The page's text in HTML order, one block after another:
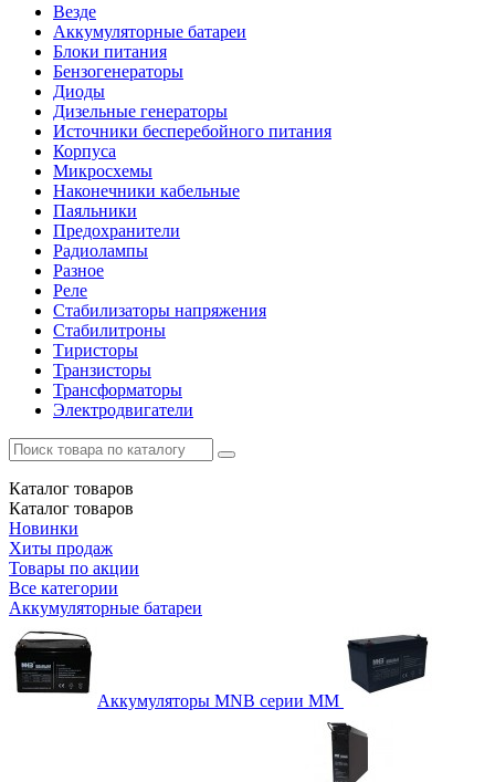
Везде
Аккумуляторные батареи
Блоки питания
Бензогенераторы
Диоды
Дизельные генераторы
Источники бесперебойного питания
Корпуса
Микросхемы
Наконечники кабельные
Паяльники
Предохранители
Радиолампы
Разное
Реле
Стабилизаторы напряжения
Стабилитроны
Тиристоры
Транзисторы
Трансформаторы
Электродвигатели
Каталог товаров
Каталог товаров
Новинки
Хиты продаж
Товары по акции
Все категории
Аккумуляторные батареи
Аккумуляторы MNB серии MM